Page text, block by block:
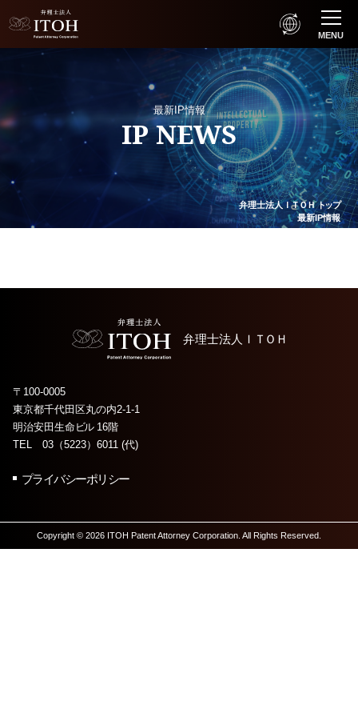
MENU
最新IP情報
IP NEWS
弁理士法人ＩＴＯＨ トップ
最新IP情報
弁理士法人 ＩＴＯＨ
〒100-0005
東京都千代田区丸の内2-1-1
明治安田生命 ビル16階
TEL 03（5223）6011 (代)
プライバシーポリシー
Copyright © 2026 ITOH Patent Attorney Corporation. All Rights Reserved.